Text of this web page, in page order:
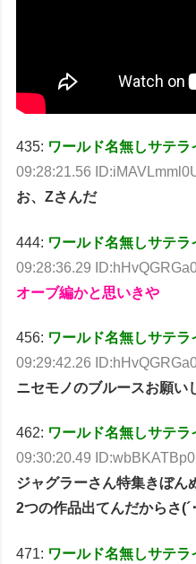
435: ワールド名無しサテラ
09:28:21.56
お、Zさんだ
444: ワールド名無しサテラ
09:28:36.29
オーブ編かと思いきや
456: ワールド名無しサテラ
09:29:42.26
ニセモノのブルースお願い
462: ワールド名無しサテラ
09:30:20.49
ジャグラーさん特集きぼ
2つの作品出てんだからさ
471: ワールド名無しサテラ